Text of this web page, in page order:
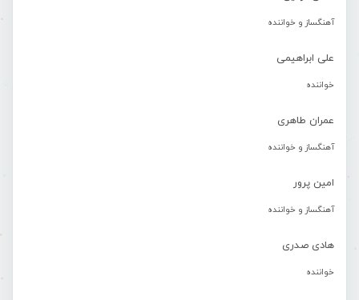
آهنگساز و خواننده
علی ابراهیمی
خواننده
عمران طاهری
آهنگساز و خواننده
امین پرور
آهنگساز و خواننده
هادی صدری
خواننده